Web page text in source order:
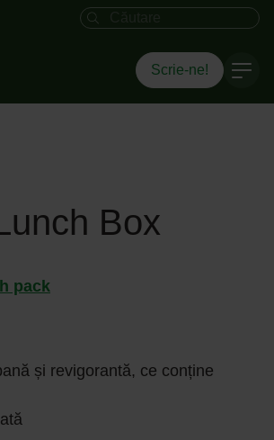
Câmpul de căutare
Scrie-ne!
Box
pack
și revigorantă, ce conține